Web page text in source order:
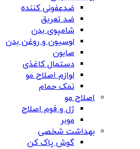
ضدعفونی کننده
ضد تعریق
شامپوی بدن
لوسیون و روغن بدن
صابون
دستمال کاغذی
لوازم اصلاح مو
نمک حمام
اصلاح مو
ژل و فوم اصلاح
موبر
بهداشت شخصی
گوش پاک کن